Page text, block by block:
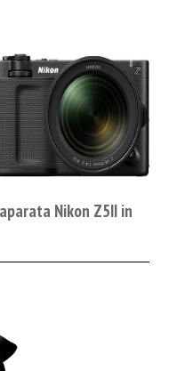
Nikon Z5II in